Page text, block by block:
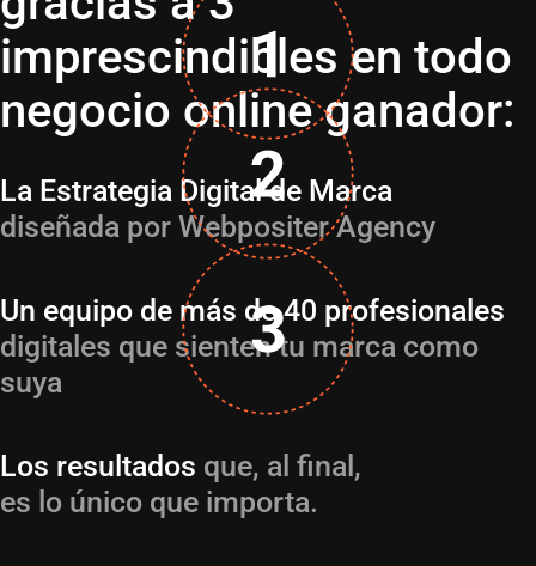
imprescindibles en todo
negocio online ganador:
La Estrategia Digital de Marca
diseñada por Webpositer Agency
Un equipo de más de 40 profesionales
digitales que sienten tu marca como
suya
Los resultados que, al final,
es lo único que importa.